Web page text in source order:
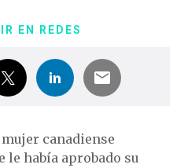
EN REDES
canadiense
le había aprobado su